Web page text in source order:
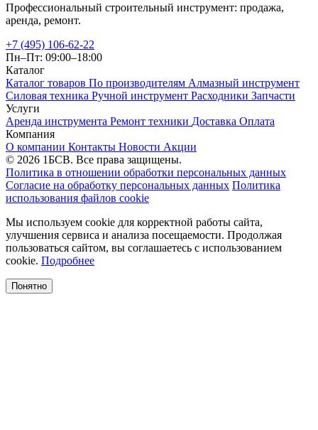
Профессиональный строительный инструмент: продажа,
аренда, ремонт.
+7 (495) 106-62-22
Пн–Пт: 09:00–18:00
Каталог
Каталог товаров По производителям Алмазный инструмент
Силовая техника Ручной инструмент Расходники Запчасти
Услуги
Аренда инструмента Ремонт техники Доставка Оплата
Компания
О компании Контакты Новости Акции
© 2026 1БСВ. Все права защищены.
Политика в отношении обработки персональных данных
Согласие на обработку персональных данных Политика
использования файлов cookie
Мы используем cookie для корректной работы сайта,
улучшения сервиса и анализа посещаемости. Продолжая
пользоваться сайтом, вы соглашаетесь с использованием
cookie. Подробнее
Понятно